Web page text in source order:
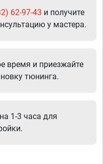
62-97-43 и получите
у мастера.
время и приезжайте
тюнинга.
1-3 часа для